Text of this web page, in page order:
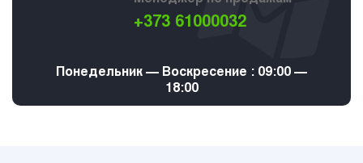
+373 61000032
Понедельник — Воскресение : 09:00 —
18:00